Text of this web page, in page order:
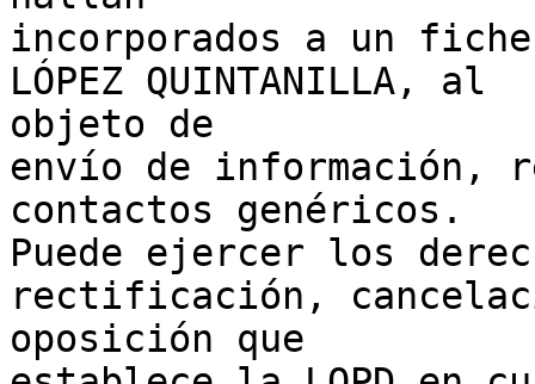
incorporados a un
LÓPEZ QUINTANILLA, al
objeto de
envío de información,
contactos genéricos.
Puede ejercer los
rectificación,
oposición que